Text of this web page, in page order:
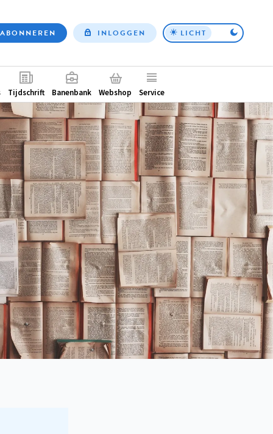
Top
ABONNEREN INLOGGEN LICHT
Tijdschrift Banenbank Webshop Service